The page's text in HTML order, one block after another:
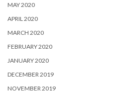
MAY 2020
APRIL 2020
MARCH 2020
FEBRUARY 2020
JANUARY 2020
DECEMBER 2019
NOVEMBER 2019